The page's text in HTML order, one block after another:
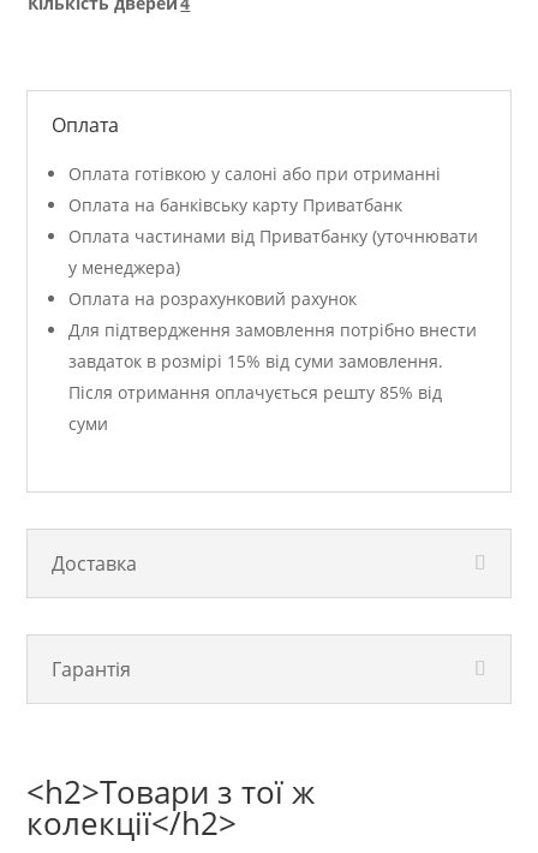
Оплата
Оплата готівкою у салоні або при отриманні
Оплата на банківську карту Приватбанк
Оплата частинами від Приватбанку (уточнювати
у менеджера)
Оплата на розрахунковий рахунок
Для підтвердження замовлення потрібно внести
завдаток в розмірі 15% від суми замовлення.
Після отримання оплачується решту 85% від
суми
Доставка
Гарантія
<h2>Товари з тої ж
колекції</h2>